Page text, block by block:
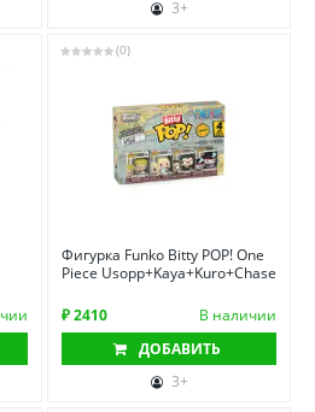
3+
(0)
Фигурка Funko Bitty POP! One
Piece Usopp+Kaya+Kuro+Chase
₽ 2410
В наличии
ДОБАВИТЬ
3+